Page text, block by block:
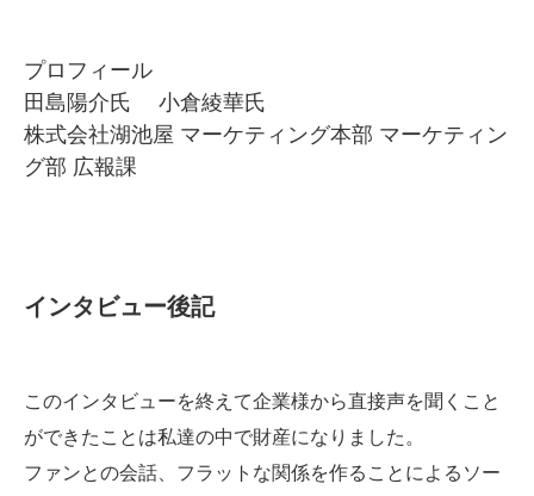
プロフィール
田島陽介氏 小倉綾華氏
株式会社湖池屋 マーケティング本部 マーケティン
グ部 広報課
インタビュー後記
このインタビューを終えて企業様から直接声を聞くこと
ができたことは私達の中で財産になりました。
ファンとの会話、フラットな関係を作ることによるソー